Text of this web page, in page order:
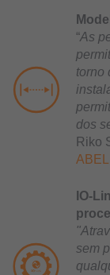
“As
torno
dos
Riko
ABEL
IO-
sem